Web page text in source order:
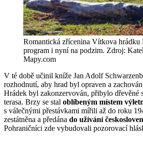
Romantická zřícenina Vítkova hrádku
program i nyní na podzim. Zdroj:
Mapy.com
V té době učinil kníže Jan Adolf
rozhodnutí, aby hrad byl opraven a
Hrádek byl zakonzervován, přibylo dřevěné
terasa. Brzy se stal oblíbeným místem
s válečnými přestávkami mířili až do roku
zestátněna a předána do užívání
Pohraničníci zde vybudovali pozorovací